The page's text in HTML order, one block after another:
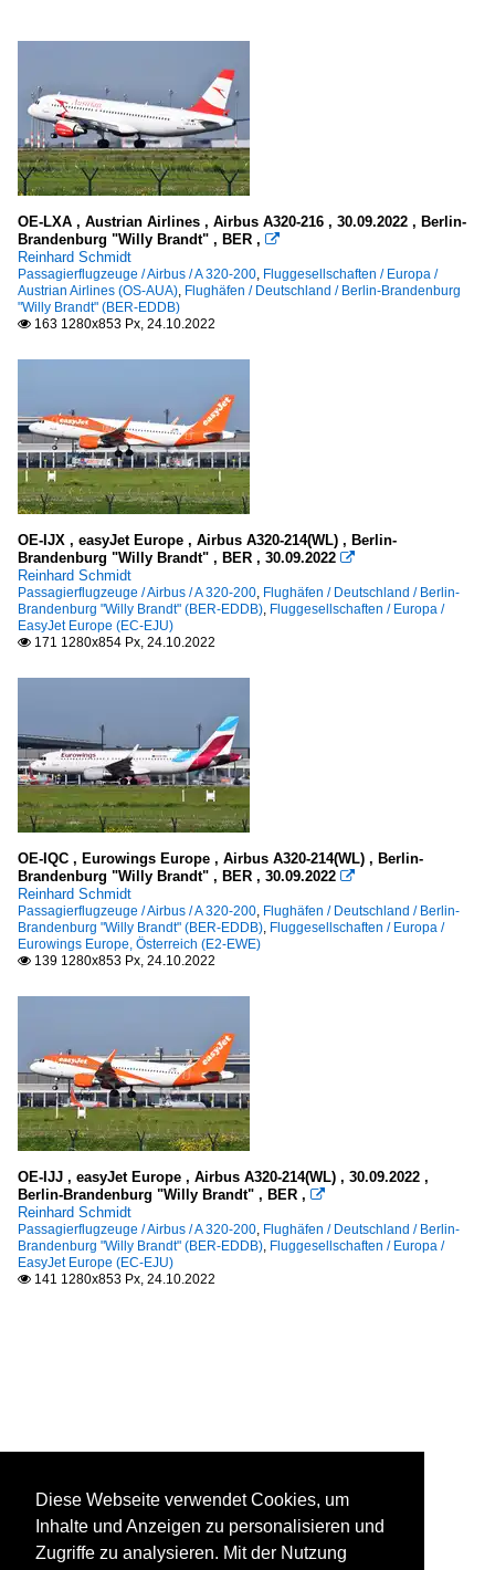
OE-LXA , Austrian Airlines , Airbus A320-216 , 30.09.2022 , Berlin-
Brandenburg "Willy Brandt" , BER , 
Reinhard Schmidt
Passagierflugzeuge / Airbus / A 320-200, Fluggesellschaften / Europa /
Austrian Airlines (OS-AUA), Flughäfen / Deutschland / Berlin-Brandenburg
"Willy Brandt" (BER-EDDB)
 163 1280x853 Px, 24.10.2022
OE-IJX , easyJet Europe , Airbus A320-214(WL) , Berlin-
Brandenburg "Willy Brandt" , BER , 30.09.2022 
Reinhard Schmidt
Passagierflugzeuge / Airbus / A 320-200, Flughäfen / Deutschland / Berlin-
Brandenburg "Willy Brandt" (BER-EDDB), Fluggesellschaften / Europa /
EasyJet Europe (EC-EJU)
 171 1280x854 Px, 24.10.2022
OE-IQC , Eurowings Europe , Airbus A320-214(WL) , Berlin-
Brandenburg "Willy Brandt" , BER , 30.09.2022 
Reinhard Schmidt
Passagierflugzeuge / Airbus / A 320-200, Flughäfen / Deutschland / Berlin-
Brandenburg "Willy Brandt" (BER-EDDB), Fluggesellschaften / Europa /
Eurowings Europe, Österreich (E2-EWE)
 139 1280x853 Px, 24.10.2022
OE-IJJ , easyJet Europe , Airbus A320-214(WL) , 30.09.2022 ,
Berlin-Brandenburg "Willy Brandt" , BER , 
Reinhard Schmidt
Passagierflugzeuge / Airbus / A 320-200, Flughäfen / Deutschland / Berlin-
Brandenburg "Willy Brandt" (BER-EDDB), Fluggesellschaften / Europa /
EasyJet Europe (EC-EJU)
 141 1280x853 Px, 24.10.2022
Diese Webseite verwendet Cookies, um
Inhalte und Anzeigen zu personalisieren und
Zugriffe zu analysieren. Mit der Nutzung